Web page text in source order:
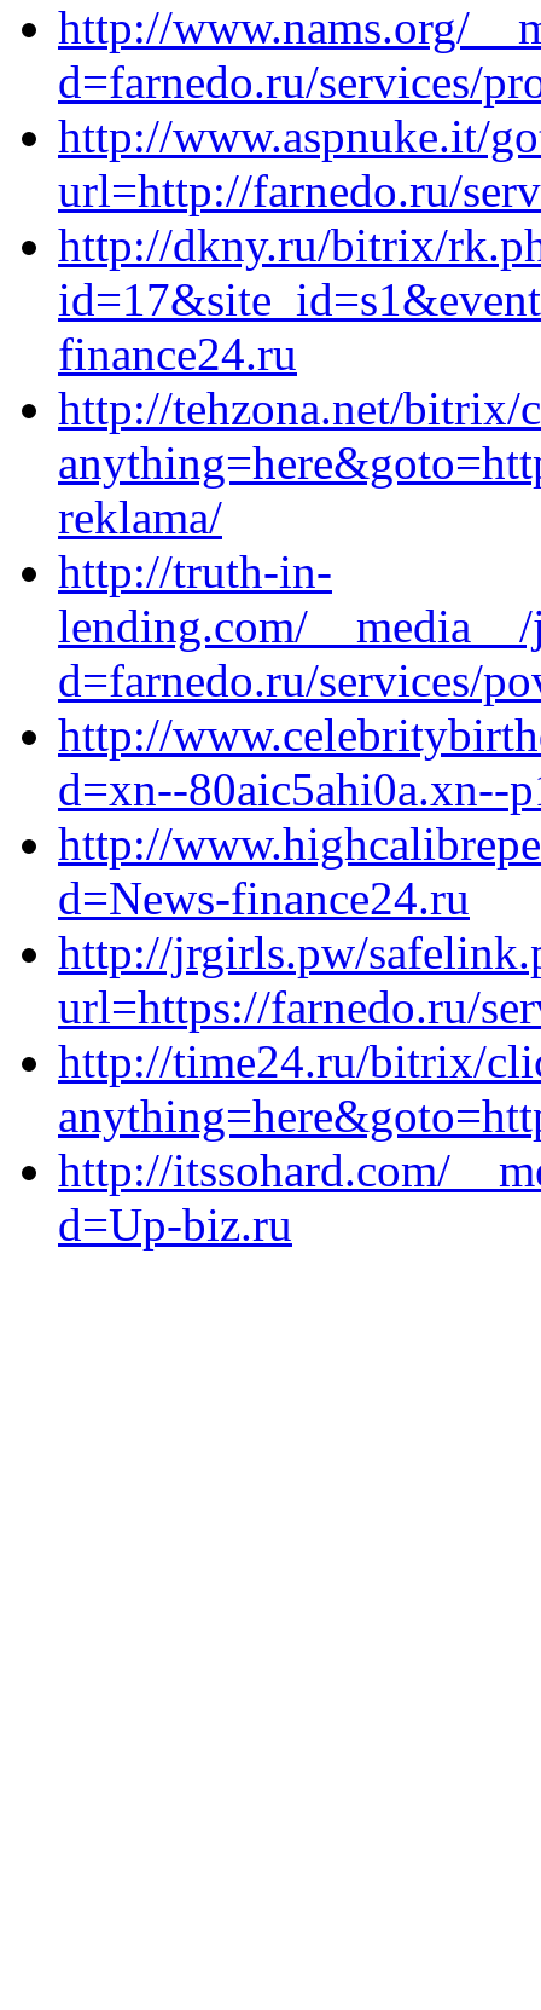
http://www.nams.org/
d=farnedo.ru/services/
http://www.aspnuke.it/
url=http://farnedo.ru/
http://dkny.ru/bitrix/
finance24.ru
http://tehzona.net/bitrix/
reklama/
http://truth-in-
lending.com/
d=farnedo.ru/services/
http://
d=xn--80aic5ahi0a.xn--
http://
d=News-finance24.ru
http://jrgirls.pw/
url=https://farnedo.ru/
http://time24.ru/bitrix/
http://itssohard.com/
d=Up-biz.ru